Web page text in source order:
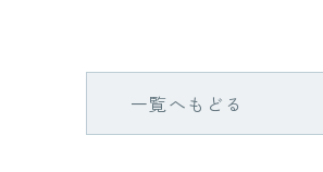
一覧へもどる